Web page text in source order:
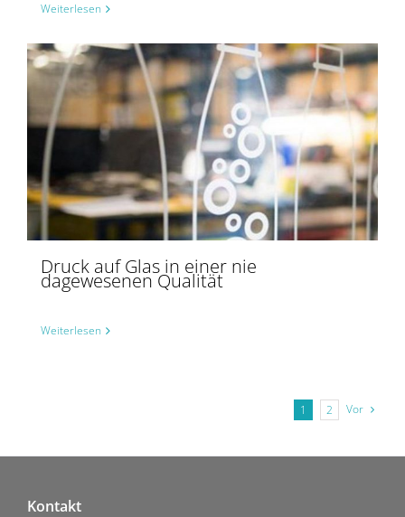
Weiterlesen
Druck auf Glas in einer nie
dagewesenen Qualität
Weiterlesen
1 2 Vor
Kontakt